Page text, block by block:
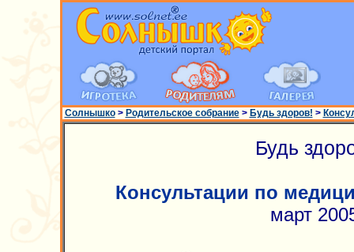
Солнышко> Родительское собрание> Будь здоров! >
Будь
Консультации по
март